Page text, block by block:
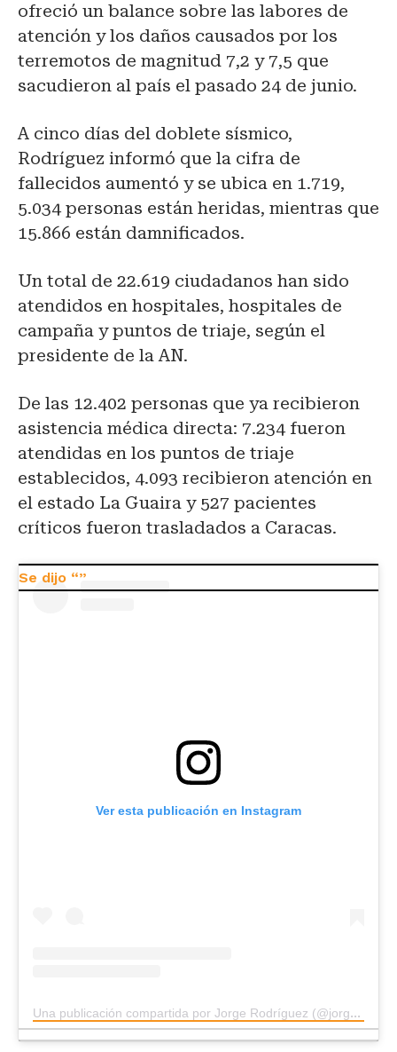
ofreció un balance sobre las labores de
atención y los daños causados por los
terremotos de magnitud 7,2 y 7,5 que
sacudieron al país el pasado 24 de junio.
A cinco días del doblete sísmico,
Rodríguez informó que la cifra de
fallecidos aumentó y se ubica en 1.719,
5.034 personas están heridas, mientras que
15.866 están damnificados.
Un total de 22.619 ciudadanos han sido
atendidos en hospitales, hospitales de
campaña y puntos de triaje, según el
presidente de la AN.
De las 12.402 personas que ya recibieron
asistencia médica directa: 7.234 fueron
atendidas en los puntos de triaje
establecidos, 4.093 recibieron atención en
el estado La Guaira y 527 pacientes
críticos fueron trasladados a Caracas.
Ver esta publicación en Instagram
Una publicación compartida por Jorge Rodríguez (@jorgerpsuv_)